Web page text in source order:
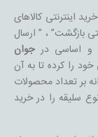
اینترنتی کالاهای
بازگشت” ، ” ارسال
و اساسی درجوان
را کرده تا به آن
بر تعداد محصولات
سلیقه را در خرید